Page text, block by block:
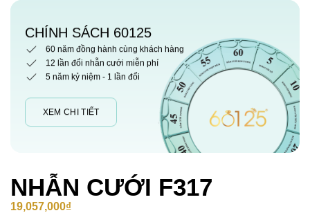
CHÍNH SÁCH 60125
60 năm đồng hành cùng khách hàng
12 lần đổi nhẫn cưới miễn phí
5 năm kỷ niệm - 1 lần đổi
XEM CHI TIẾT
NHẪN CƯỚI F317
19,057,000₫